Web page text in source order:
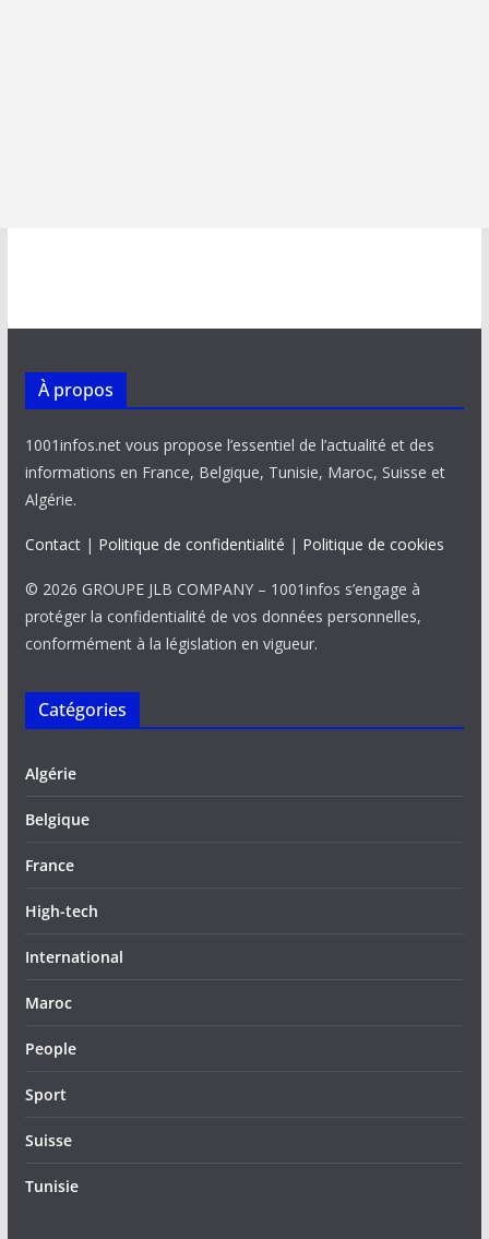
À propos
1001infos.net vous propose l’essentiel de l’actualité et des
informations en France, Belgique, Tunisie, Maroc, Suisse et
Algérie.
Contact| Politique de confidentialité | Politique de cookies
© 2026 GROUPE JLB COMPANY – 1001infos s’engage à
protéger la confidentialité de vos données personnelles,
conformément à la législation en vigueur.
Catégories
Algérie
Belgique
France
High-tech
International
Maroc
People
Sport
Suisse
Tunisie